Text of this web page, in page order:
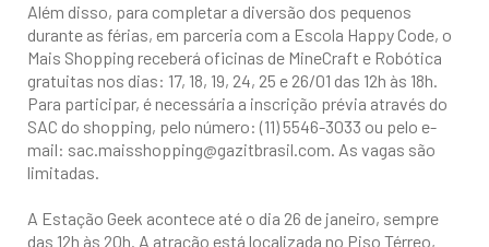
Além disso, para completar a diversão dos pequenos
durante as férias, em parceria com a Escola Happy Code, o
Mais Shopping receberá oficinas de MineCraft e Robótica
gratuitas nos dias: 17, 18, 19, 24, 25 e 26/01 das 12h às 18h.
Para participar, é necessária a inscrição prévia através do
SAC do shopping, pelo número: (11) 5546-3033 ou pelo e-
mail: sac.maisshopping@gazitbrasil.com. As vagas são
limitadas.
A Estação Geek acontece até o dia 26 de janeiro, sempre
das 12h às 20h. A atração está localizada no Piso Térreo,